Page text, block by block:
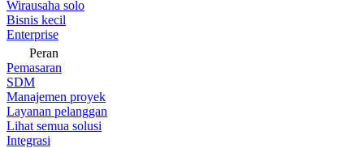
Wirausaha solo
Bisnis kecil
Enterprise
Peran
Pemasaran
SDM
Manajemen proyek
Layanan pelanggan
Lihat semua solusi
Integrasi